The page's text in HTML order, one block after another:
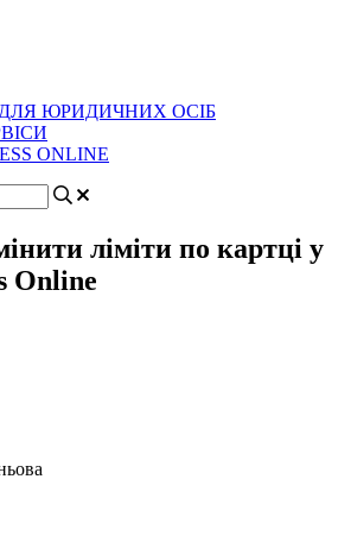
ЮРИДИЧНИХ ОСІБ
ONLINE
ліміти по картці у
Online